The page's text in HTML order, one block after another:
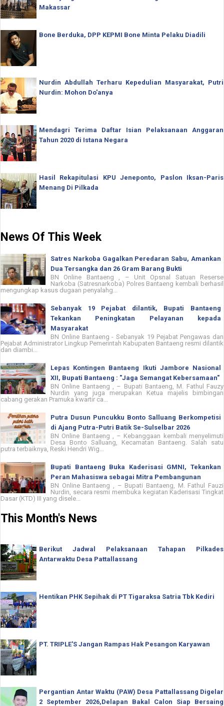
Makassar
Bone Berduka, DPP KEPMI Bone Minta Pelaku Diadili
Nurdin Abdullah Terharu Kepedulian Masyarakat, Putri
Nurdin: Mohon Do'anya
Mendagri Terima Daftar Isian Pelaksanaan Anggaran
Tahun 2020 di Istana Negara
Hasil Rekapitulasi KPU Jeneponto, Paslon Iksan-Paris
Menang Di Pilkada
News Of This Week
Satres Narkoba Gagalkan Peredaran Sabu, Amankan
Dua Tersangka dan 26 Gram Barang Bukti
BN Online Bantaeng , – Unit Opsnal Satuan Reserse
Narkoba (Satresnarkoba) Polres Bantaeng kembali berhasil
mengungkap kasus dugaan penyalahg...
Sebanyak 19 Pejabat dilantik, Bupati Bantaeng
Tekankan Peningkatan Pelayanan kepada
Masyarakat
BN Online Bantaeng - Sebanyak 19 Pejabat Pengawas dan
Pejabat Administrator Lingkup Pemerintah Kabupaten Bantaeng resmi dilantik
dan diambi...
Lepas Kontingen Bantaeng Ikuti Jambore Nasional
XII, Bupati Bantaeng : "Jaga Semangat Kebersamaan"
BN Online Bantaeng , – Bupati Bantaeng, M. Fathul Fauzy
Nurdin yang juga merupakan Ketua majelis bimbingan
cabang gerakan Pramuka kwartir ca...
Putra Dusun Puncukku Bonto Salluang Berkompetisi
di Ajang Putra-Putri Batik Se-Sulselbar 2026
BN Online Bantaeng , – Kebanggaan kembali menyelimuti
Desa Bonto Salluang, Kecamatan Bantaeng. Salah satu
putra terbaiknya, Reski Hendri Wig...
Bupati Bantaeng Buka Kaderisasi GMNI, Tekankan
Peran Mahasiswa sebagai Mitra Pembangunan
BN Online Bantaeng , – Bupati Bantaeng, M. Fathul Fauzi
Nurdin, secara resmi membuka kegiatan Kaderisasi Tingkat
Dasar (KTD) III yang disele...
This Month's News
Berikut Jadwal Pelaksanaan Tahapan Pilkades
Antarwaktu Desa Pattallassang
Hentikan PHK Sepihak di PT Tigaraksa Satria Tbk Kediri
PT. TRIPLE'S Jangan Rampas Hak Pesangon Karyawan
Pergantian Antar Waktu (PAW) Desa Pattallassang Digelar
2 September 2026,Delapan Bakal Calon Siap Bersaing